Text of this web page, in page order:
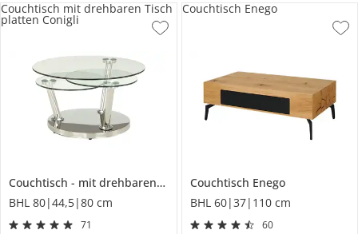
Couchtisch mit drehbaren Tischplatten
Conigli
BHL 80|44,5|80 cm
71
Couchtisch mit drehbaren Tisch
platten Conigli
Couchtisch Enego
BHL 60|37|110 cm
60
Couchtisch Enego